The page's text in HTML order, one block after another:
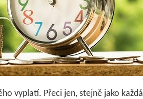
vyplatí. Přeci jen, stejně jako